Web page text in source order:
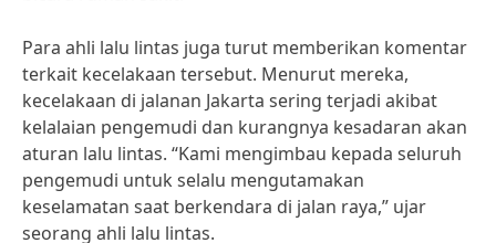
Para ahli lalu lintas juga turut memberikan komentar
terkait kecelakaan tersebut. Menurut mereka,
kecelakaan di jalanan Jakarta sering terjadi akibat
kelalaian pengemudi dan kurangnya kesadaran akan
aturan lalu lintas. “Kami mengimbau kepada seluruh
pengemudi untuk selalu mengutamakan
keselamatan saat berkendara di jalan raya,” ujar
seorang ahli lalu lintas.